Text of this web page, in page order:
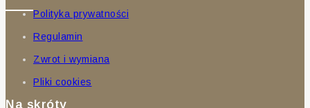
Polityka prywatności
Regulamin
Zwrot i wymiana
Pliki cookies
Na skróty